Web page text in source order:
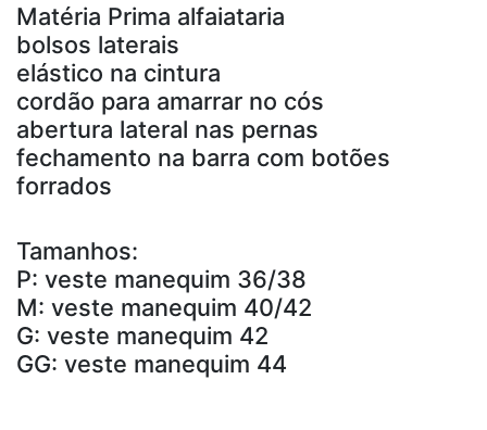
Matéria Prima alfaiataria
bolsos laterais
elástico na cintura
cordão para amarrar no cós
abertura lateral nas pernas
fechamento na barra com botões
forrados
Tamanhos:
P: veste manequim 36/38
M: veste manequim 40/42
G: veste manequim 42
GG: veste manequim 44